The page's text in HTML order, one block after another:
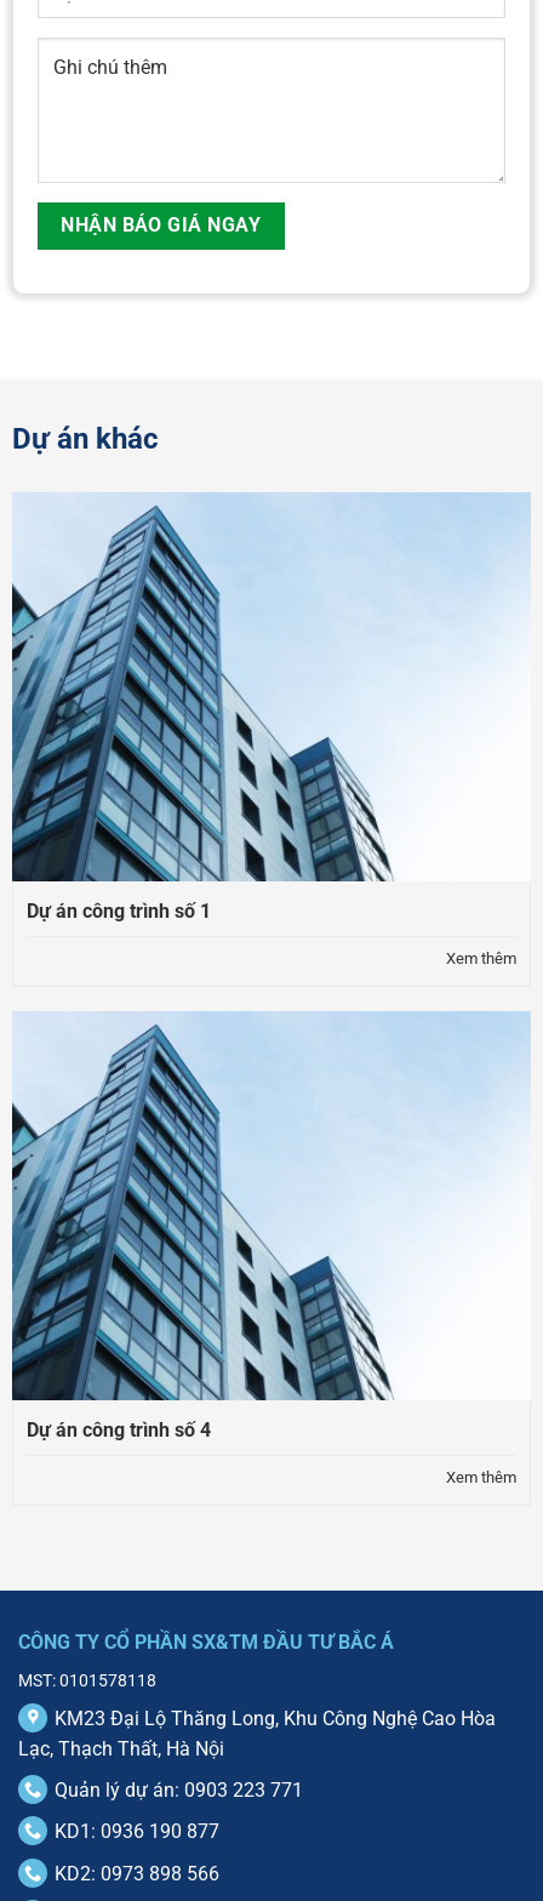
Dự án khác
Dự án công trình số 1
Xem thêm
Dự án công trình số 4
Xem thêm
CÔNG TY CỔ PHẦN SX&TM ĐẦU TƯ BẮC Á
MST: 0101578118
KM23 Đại Lộ Thăng Long, Khu Công Nghệ Cao Hòa
Lạc, Thạch Thất, Hà Nội
Quản lý dự án: 0903 223 771
KD1: 0936 190 877
KD2: 0973 898 566